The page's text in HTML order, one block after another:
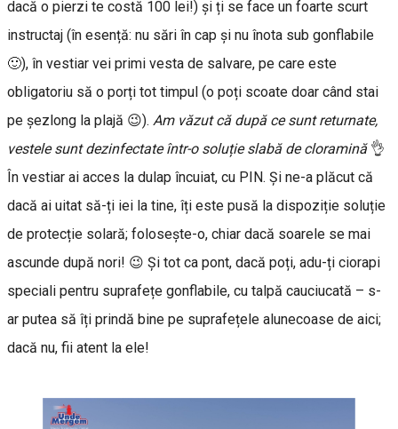
dacă o pierzi te costă 100 lei!) și ți se face un foarte scurt
instructaj (în esență: nu sări în cap și nu înota sub gonflabile
🙂), în vestiar vei primi vesta de salvare, pe care este
obligatoriu să o porți tot timpul (o poți scoate doar când stai
pe șezlong la plajă 😉). Am văzut că după ce sunt returnate,
vestele sunt dezinfectate într-o soluție slabă de cloramină👌
În vestiar ai acces la dulap încuiat, cu PIN. Și ne-a plăcut că
dacă ai uitat să-ți iei la tine, îți este pusă la dispoziție soluție
de protecție solară; folosește-o, chiar dacă soarele se mai
ascunde după nori! 😉 Și tot ca pont, dacă poți, adu-ți ciorapi
speciali pentru suprafețe gonflabile, cu talpă cauciucată – s-
ar putea să îți prindă bine pe suprafețele alunecoase de aici;
dacă nu, fii atent la ele!